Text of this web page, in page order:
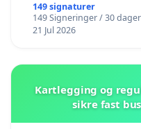
149 signaturer
149 Signeringer / 30 dager
21 Jul 2026
Kartlegging og
sikre fast